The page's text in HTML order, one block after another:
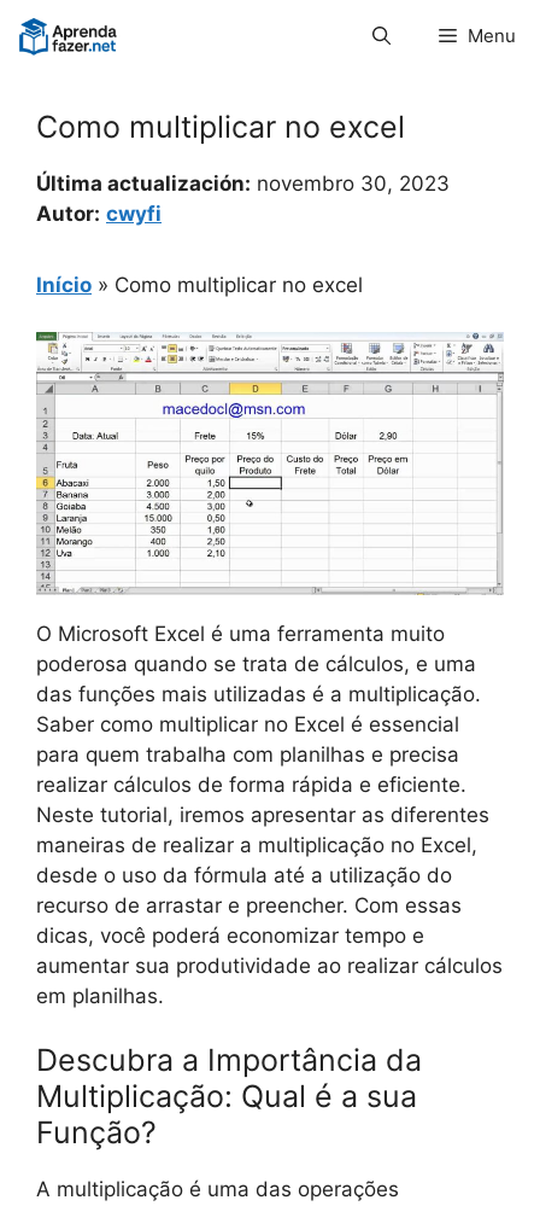
Pular
para
Menu
Como multiplicar no excel
Última actualización: novembro 30, 2023
Autor: cwyfi
Início » Como multiplicar no excel
O Microsoft Excel é uma ferramenta muito
poderosa quando se trata de cálculos, e uma
das funções mais utilizadas é a multiplicação.
Saber como multiplicar no Excel é essencial
para quem trabalha com planilhas e precisa
realizar cálculos de forma rápida e eficiente.
Neste tutorial, iremos apresentar as diferentes
maneiras de realizar a multiplicação no Excel,
desde o uso da fórmula até a utilização do
recurso de arrastar e preencher. Com essas
dicas, você poderá economizar tempo e
aumentar sua produtividade ao realizar cálculos
em planilhas.
Descubra a Importância da
Multiplicação: Qual é a sua
Função?
A multiplicação é uma das operações